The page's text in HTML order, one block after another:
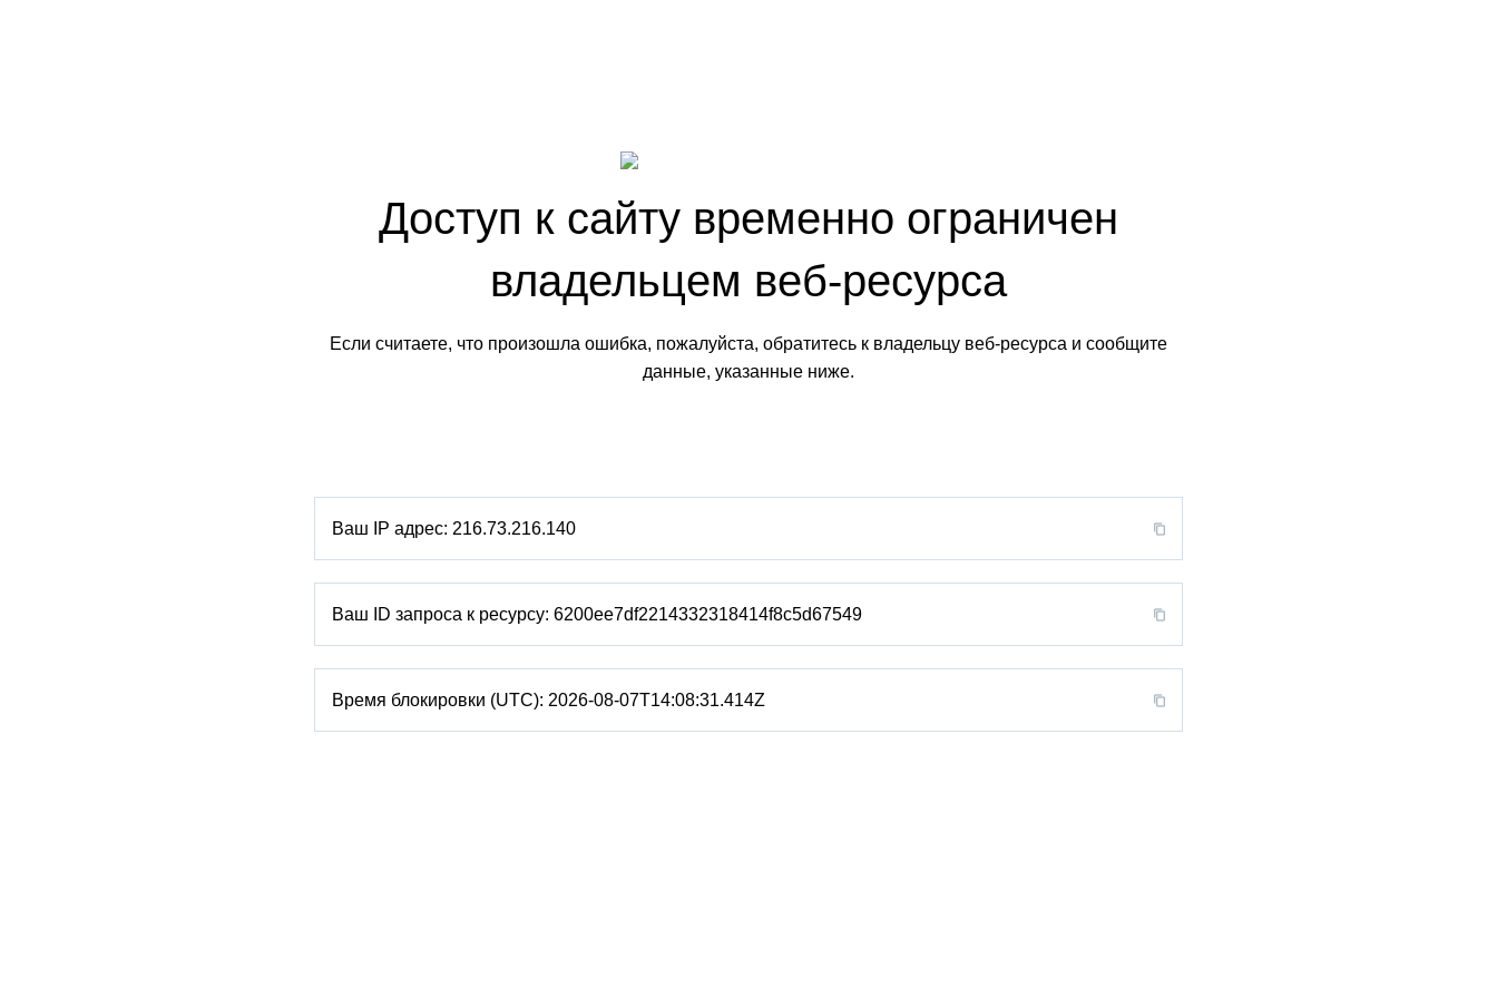
Доступ к сайту временно ограничен
владельцем веб-ресурса
Если считаете, что произошла ошибка, пожалуйста, обратитесь к владельцу веб-ресурса и сообщите
данные, указанные ниже.
Ваш IP адрес: 216.73.216.140
Ваш ID запроса к ресурсу: 6200ee7df2214332318414f8c5d67549
Время блокировки (UTC): 2026-08-07T14:08:31.414Z